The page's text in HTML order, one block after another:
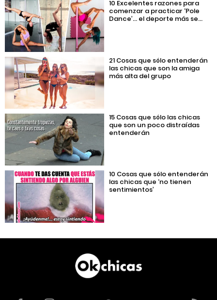
10 Excelentes razones para
comenzar a practicar ‘Pole
Dance’… el deporte más se...
21 Cosas que sólo entenderán
las chicas que son la amiga
más alta del grupo
15 Cosas que sólo las chicas
que son un poco distraídas
entenderán
10 Cosas que sólo entenderán
las chicas que ‘no tienen
sentimientos’